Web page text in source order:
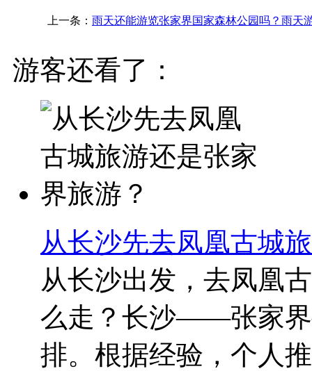
上一条： 雨天还能游览张家界国家森林公园吗？雨天
游客还看了：
从长沙先去凤凰古城
从长沙出发，去凤凰
么走？长沙——张家
排。根据经验，个人